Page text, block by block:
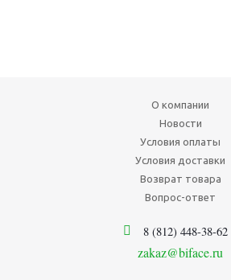
О компании
Новости
Условия оплаты
Условия доставки
Возврат товара
Вопрос-ответ
8 (812) 448-38-62
zakaz@biface.ru